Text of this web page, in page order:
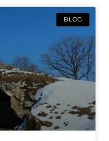
BLOG